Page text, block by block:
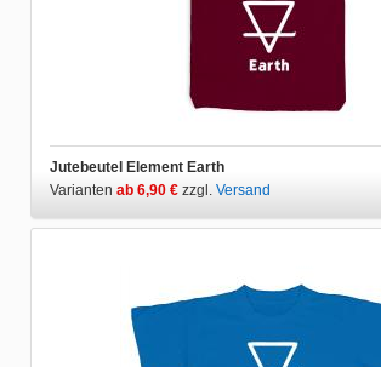
Jutebeutel Element Earth
Varianten ab 6,90 € zzgl. Versand